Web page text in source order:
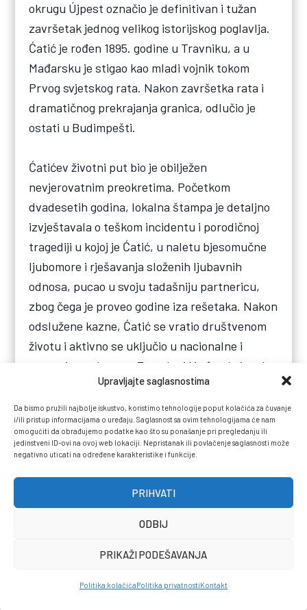
Upravljajte saglasnostima
Da bismo pružili najbolje iskustvo, koristimo tehnologije poput kolačića za čuvanje
i/ili pristup informacijama o uređaju. Saglasnost sa ovim tehnologijama će nam
omogućiti da obrađujemo podatke kao što su ponašanje pri pregledanju ili
jedinstveni ID-ovi na ovoj web lokaciji. Nepristanak ili povlačenje saglasnosti može
negativno uticati na određene karakteristike i funkcije.
PRIHVATI
ODBIJ
PRIKAŽI PODEŠAVANJA
Politika kolačićaPolitika privatnostiKontakt
okrugu Újpest označio je definitivan i tužan
završetak jednog velikog istorijskog poglavlja.
Ćatić je rođen 1895. godine u Travniku, a u
Mađarsku je stigao kao mladi vojnik tokom
Prvog svjetskog rata. Nakon završetka rata i
dramatičnog prekrajanja granica, odlučio je
ostati u Budimpešti.
Ćatićev životni put bio je obilježen
nevjerovatnim preokretima. Početkom
dvadesetih godina, lokalna štampa je detaljno
izvještavala o teškom incidentu i porodičnoj
tragediji u kojoj je Ćatić, u naletu bjesomučne
ljubomore i rješavanja složenih ljubavnih
odnosa, pucao u svoju tadašniju partnericu,
zbog čega je proveo godine iza rešetaka. Nakon
odslužene kazne, Ćatić se vratio društvenom
životu i aktivno se uključio u nacionalne i
paravojne pokrete u Zapadnoj Mađarskoj pod
vođstvom imama Durića.
Bio je direktni učesnik burnih događaja oko
proglašenja oblasti „Lajtabánság”, čije su vojne
istorijskog referenduma u Šopronu,
zahvaljujući kojem je ovaj strateški grad ostao
osnivačkih dokumenata prve islamske